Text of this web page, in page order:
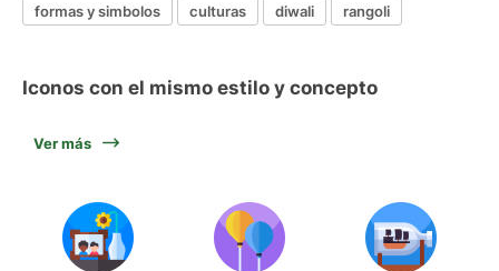
formas y simbolos
culturas diwali rangoli
Iconos con el mismo estilo y concepto
Ver más